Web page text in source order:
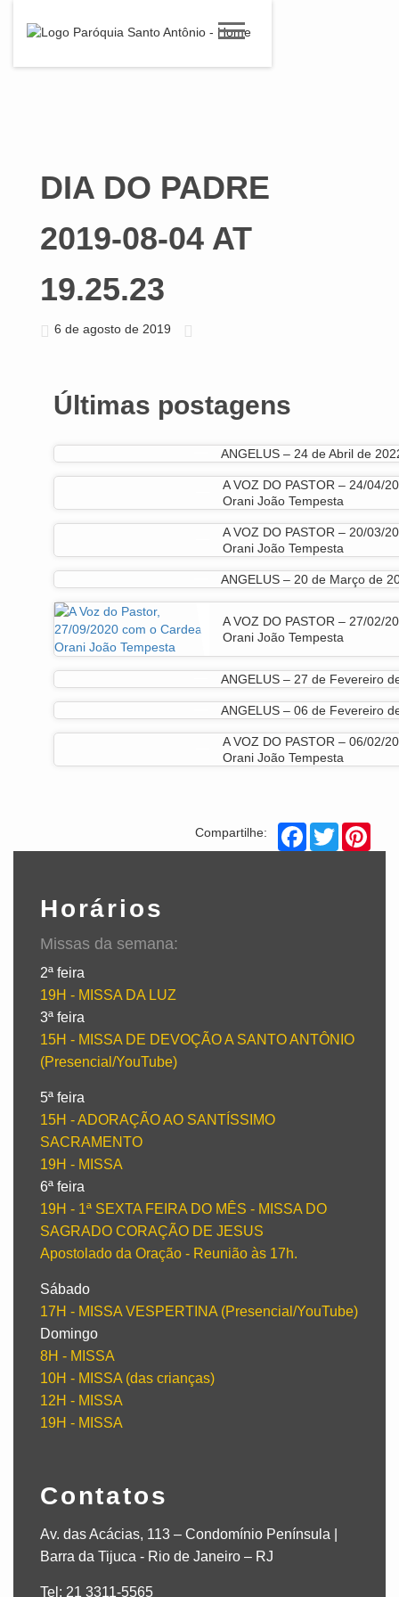
DIA DO PADRE
2019-08-04 AT
19.25.23
6 de agosto de 2019
Últimas postagens
ANGELUS – 24 de Abril de
A VOZ DO PASTOR – 24/04/
Orani João Tempesta
A VOZ DO PASTOR – 20/03/
Orani João Tempesta
ANGELUS – 20 de Março de
A VOZ DO PASTOR – 27/02/
Orani João Tempesta
ANGELUS – 27 de Fevereiro
ANGELUS – 06 de Fevereiro
A VOZ DO PASTOR – 06/02/
Orani João Tempesta
Compartilhe: Facebook
Twitter
Horários
Missas da semana:
2ª feira
19H - MISSA DA LUZ
3ª feira
15H - MISSA DE DEVOÇÃO A SANTO ANTÔNIO
(Presencial/YouTube)
5ª feira
15H - ADORAÇÃO AO SANTÍSSIMO
SACRAMENTO
19H - MISSA
6ª feira
19H - 1ª SEXTA FEIRA DO MÊS - MISSA DO
SAGRADO CORAÇÃO DE JESUS
Apostolado da Oração - Reunião às 17h.
Sábado
17H - MISSA VESPERTINA (Presencial/YouTube)
Domingo
8H - MISSA
10H - MISSA (das crianças)
12H - MISSA
19H - MISSA
Contatos
Av. das Acácias, 113 – Condomínio Península |
Barra da Tijuca - Rio de Janeiro – RJ
Tel: 21 3311-5565